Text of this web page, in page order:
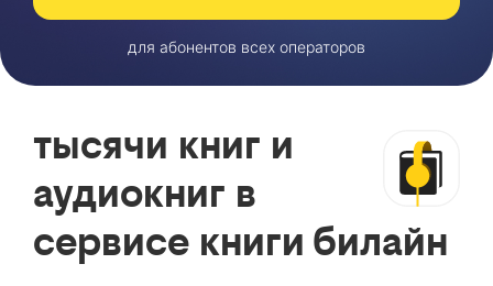
для абонентов всех операторов
тысячи книг и
аудиокниг в
сервисе книги билайн